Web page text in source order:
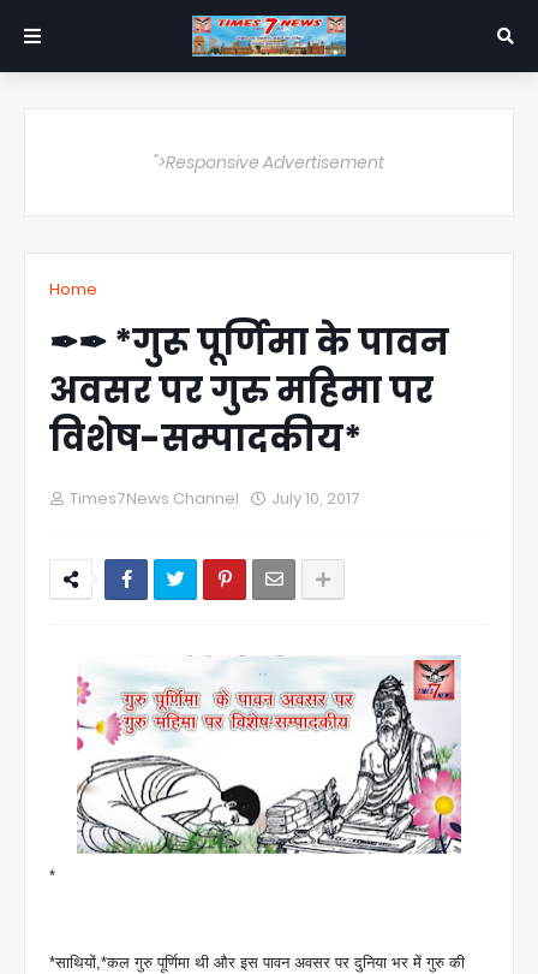
">Responsive Advertisement
Home
✒✒ *गुरू पूर्णिमा के पावन
अवसर पर गुरु महिमा पर
विशेष-सम्पादकीय*
Times7News Channel July 10, 2017
*
*साथियों,*कल गुरु पूर्णिमा थी और इस पावन अवसर पर दुनिया भर में गुरु की